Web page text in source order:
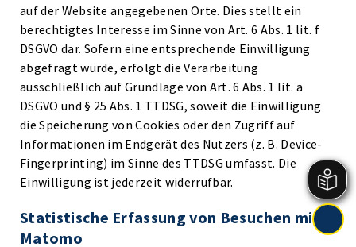
auf der Website angegebenen Orte. Dies stellt ein
berechtigtes Interesse im Sinne von Art. 6 Abs. 1 lit. f
DSGVO dar. Sofern eine entsprechende Einwilligung
abgefragt wurde, erfolgt die Verarbeitung
ausschließlich auf Grundlage von Art. 6 Abs. 1 lit. a
DSGVO und § 25 Abs. 1 TTDSG, soweit die Einwilligung
die Speicherung von Cookies oder den Zugriff auf
Informationen im Endgerät des Nutzers (z. B. Device-
Fingerprinting) im Sinne des TTDSG umfasst. Die
Einwilligung ist jederzeit widerrufbar.
Statistische Erfassung von Besuchen mit
Matomo